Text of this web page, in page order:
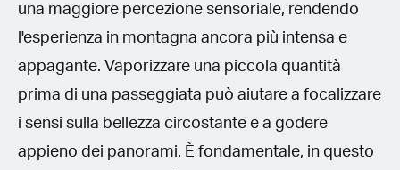
una maggiore percezione sensoriale, rendendo
l'esperienza in montagna ancora più intensa e
appagante. Vaporizzare una piccola quantità
prima di una passeggiata può aiutare a focalizzare
i sensi sulla bellezza circostante e a godere
appieno dei panorami. È fondamentale, in questo